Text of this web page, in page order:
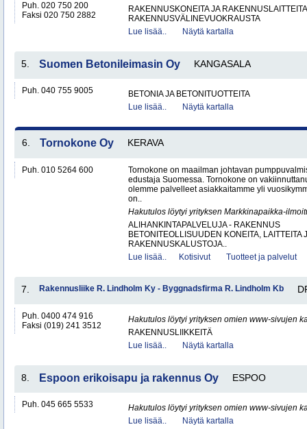
Puh. 020 750 200
Faksi 020 750 2882
RAKENNUSKONEITA JA RAKENNUSLAITTEITA
RAKENNUSVÄLINEVUOKRAUSTA
Lue lisää..
Näytä kartalla
5. Suomen Betonileimasin Oy KANGASALA
Puh. 040 755 9005
BETONIA JA BETONITUOTTEITA
Lue lisää..
Näytä kartalla
6. Tornokone Oy KERAVA
Puh. 010 5264 600
Tornokone on maailman johtavan
edustaja Suomessa. Tornokone on
olemme palvelleet asiakkaitamme yli
on..
Hakutulos löytyi yrityksen Markkinapaikka-
ALIHANKINTAPALVELUJA - RAKENNUS
BETONITEOLLISUUDEN KONEITA, LAITTEITA
RAKENNUSKALUSTOJA..
Lue lisää..
Kotisivut Tuotteet ja palvelut
7. Rakennusliike R. Lindholm Ky - Byggnadsfirma R. Lindholm Kb
Puh. 0400 474 916
Faksi (019) 241 3512
Hakutulos löytyi yrityksen omien www-sivujen
RAKENNUSLIIKKEITÄ
Lue lisää..
Näytä kartalla
8. Espoon erikoisapu ja rakennus Oy ESPOO
Puh. 045 665 5533
Hakutulos löytyi yrityksen omien www-sivujen
Lue lisää..
Näytä kartalla